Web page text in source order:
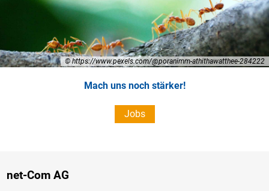
Mach uns noch stärker!
Jobs
© https://www.pexels.com/@poranimm-athithawatthee-284222
net-Com AG